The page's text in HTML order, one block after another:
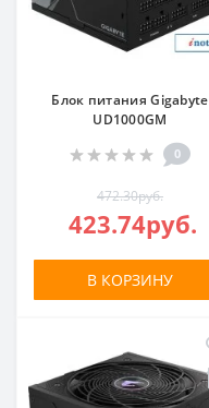
Блок питания Gigabyte
UD1000GM
0
472.30руб.
423.74руб.
В КОРЗИНУ